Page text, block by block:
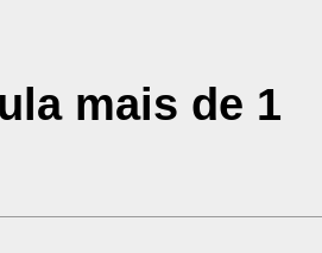
mais de 1